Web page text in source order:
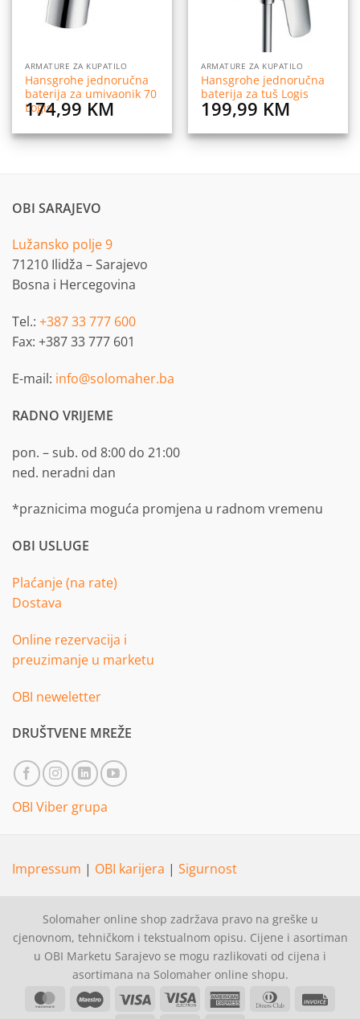
ARMATURE ZA KUPATILO
Hansgrohe jednoručna
baterija za umivaonik 70
Logis
174,99 KM
ARMATURE ZA KUPATILO
Hansgrohe jednoručna
baterija za tuš Logis
199,99 KM
OBI SARAJEVO
Lužansko polje 9
71210 Ilidža – Sarajevo
Bosna i Hercegovina
Tel.: +387 33 777 600
Fax: +387 33 777 601
E-mail: info@solomaher.ba
RADNO VRIJEME
pon. – sub. od 8:00 do 21:00
ned. neradni dan
*praznicima moguća promjena u radnom vremenu
OBI USLUGE
Plaćanje (na rate)
Dostava
Online rezervacija i
preuzimanje u marketu
OBI neweletter
DRUŠTVENE MREŽE
OBI Viber grupa
Impressum | OBI karijera | Sigurnost
Solomaher online shop zadržava pravo na greške u
cjenovnom, tehničkom i tekstualnom opisu. Cijene i asortiman
u OBI Marketu Sarajevo se mogu razlikovati od cijena i
asortimana na Solomaher online shopu.
MasterCardMaestro Visa
Visa
American Dinners